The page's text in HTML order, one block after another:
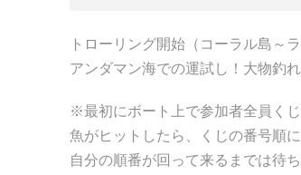
トローリング開始（コーラル島～
アンダマン海での運試し！大物釣
※最初にボート上で参加者全員く
魚がヒットしたら、くじの番号順
自分の順番が回って来るまでは待